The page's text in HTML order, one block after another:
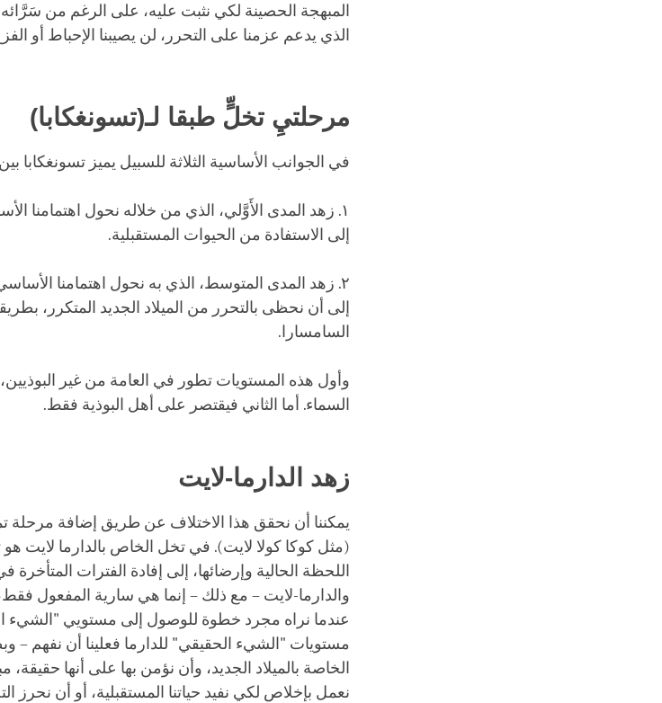
المبهجة الحصينة لكي نثبت عليه، على الرغم من
الذي يدعم عزمنا على التحرر، لن يصيبنا الإحباط أو
مرحلتيِ تخلٍّ طبقا لـ(تسونغكابا)
في الجوانب الأساسية الثلاثة للسبيل يميز تسونغكابا
١. زهد المدى الأَوَّلي، الذي من خلاله نحول اهتمامنا
إلى الاستفادة من الحيوات المستقبلية.
٢. زهد المدى المتوسط، الذي به نحول اهتمامنا
إلى أن نحظى بالتحرر من الميلاد الجديد المتكرر،
السامسارا.
وأول هذه المستويات تطور في العامة من غير
السماء. أما الثاني فيقتصر على أهل البوذية فقط.
زهد الدارما-لايت
يمكننا أن نحقق هذا الاختلاف عن طريق إضافة مرحلة
(مثل كوكا كولا لايت). في تخل الخاص بالدارما لايت
اللحظة الحالية وإرضائها، إلى إفادة الفترات المتأخرة
والدارما-لايت – مع ذلك – إنما هي سارية المفعول
عندما نراه مجرد خطوة للوصول إلى مستويي "الشيء
مستويات "الشيء الحقيقي" للدارما فعلينا أن نفهم –
الخاصة بالميلاد الجديد، وأن نؤمن بها على أنها حقيقة،
نعمل بإخلاص لكي نفيد حياتنا المستقبلية، أو أن نحرز